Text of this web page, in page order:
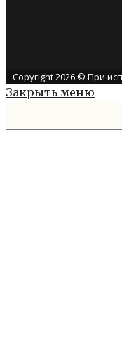
Copyright 2026 © При
Закрыть меню